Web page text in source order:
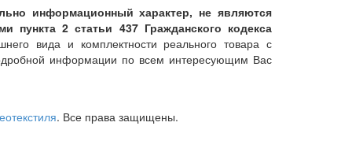
информационный характер, не являются
2 статьи 437 Гражданского кодекса
вида и комплектности реального товара с
информации по всем интересующим Вас
. Все права защищены.